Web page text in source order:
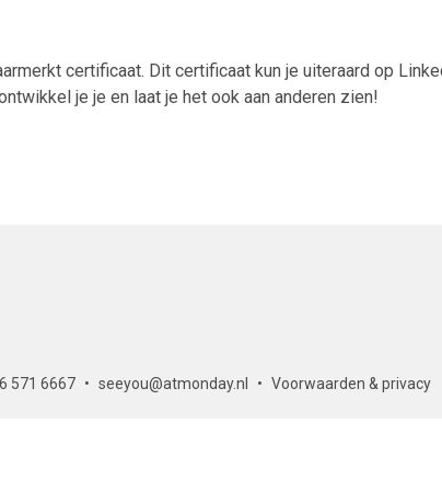
certificaat. Dit certificaat kun je uiteraard op
je je en laat je het ook aan anderen zien!
571 6667 seeyou@atmonday.nl Voorwaarden & privacy